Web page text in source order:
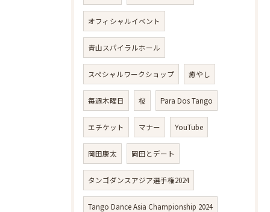
オフィシャルイベント
青山スパイラルホール
スペシャルワークショップ 癒やし
毎週木曜日 桜 Para Dos Tango
エチケット マナー YouTube
岡田康太 岡田とデート
タンゴダンスアジア選手権2024
Tango Dance Asia Championship 2024